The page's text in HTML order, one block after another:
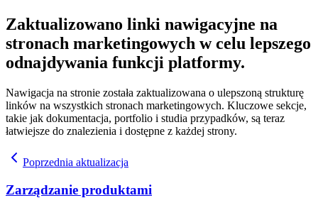
Zaktualizowano linki nawigacyjne na
stronach marketingowych w celu lepszego
odnajdywania funkcji platformy.
Nawigacja na stronie została zaktualizowana o ulepszoną strukturę
linków na wszystkich stronach marketingowych. Kluczowe sekcje,
takie jak dokumentacja, portfolio i studia przypadków, są teraz
łatwiejsze do znalezienia i dostępne z każdej strony.
Poprzednia aktualizacja
Zarządzanie produktami